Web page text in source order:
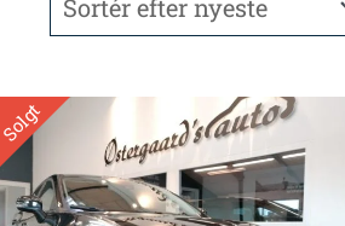
Solgt